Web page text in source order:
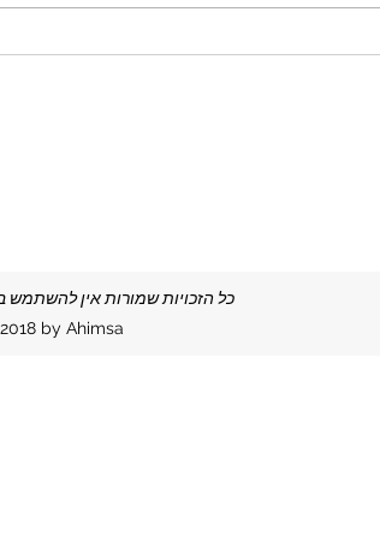
כל הזכויות שמורות אין להשתמש
by Ahimsa